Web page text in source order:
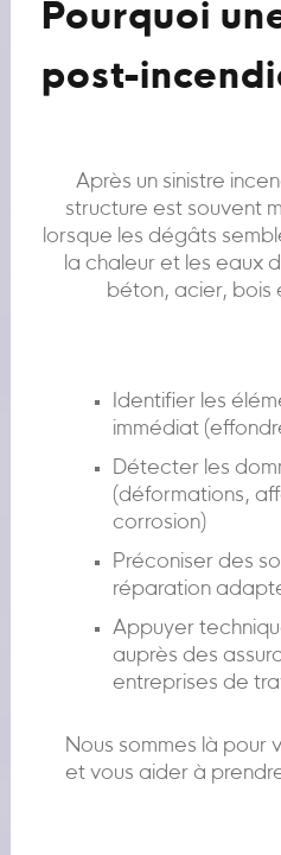
Pourquoi
post-
Après un sinistre
structure est souvent
lorsque les dégâts
la chaleur et les eaux
béton, acier, bois
Identifier les
immédiat
Détecter les
(déformations,
corrosion)
Préconiser des
réparation
Appuyer
auprès des
entreprises de
Nous sommes là pour
et vous aider à